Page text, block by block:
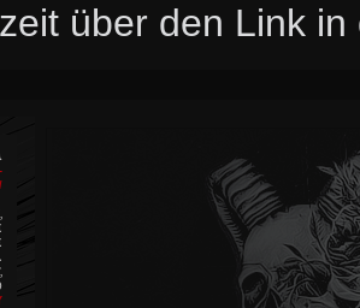
über den Link